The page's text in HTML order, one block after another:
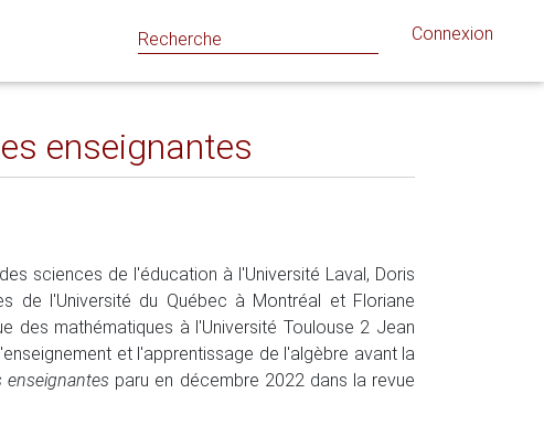
Connexion
enseignantes
sciences de l'éducation à l'Université Laval, Doris
de l'Université du Québec à Montréal et Floriane
des mathématiques à l'Université Toulouse 2 Jean
et l'apprentissage de l'algèbre avant la
enseignantes paru en décembre 2022 dans la revue